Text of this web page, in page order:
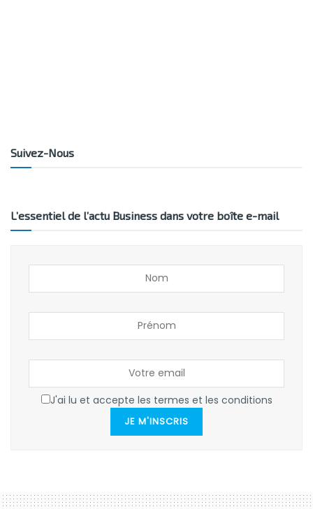
Suivez-Nous
L’essentiel de l’actu Business dans votre boîte e-mail
J'ai lu et accepte les termes et les conditions
JE M'INSCRIS